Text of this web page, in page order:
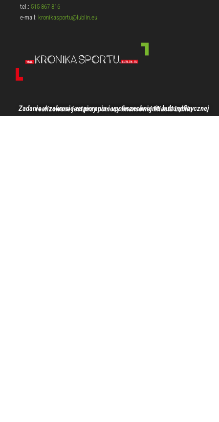
tel.: 515 867 816
e-mail: kronikasportu@lublin.eu
Zadanie w zakresie wspierania i upowszechniania kultury fizycznej realizowane jest przy pomocy finansowej Miasta Lublin